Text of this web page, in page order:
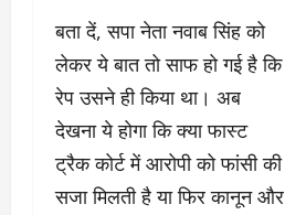
बता दें, सपा नेता नवाब सिंह को
लेकर ये बात तो साफ हो गई है कि
रेप उसने ही किया था। अब
देखना ये होगा कि क्या फास्ट
ट्रैक कोर्ट में आरोपी को फांसी की
सजा मिलती है या फिर कानून और